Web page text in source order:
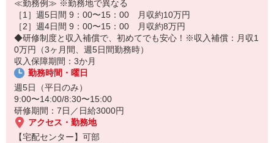
13:00 お届け修了、翌日準備、集計作業
14:30お仕事修了
保育所にお子さまを迎えに行って帰宅
☆ココがPoint☆
・職場の近くに保育所（保育園、幼稚園、託児所）があるから、送
り迎えの時間の心配がいりません！
・保育料補助制度があります！
・家事・夕食の支度なども余裕をもってできます！
≪勤務例≫ ※勤務地で異なる
［1］週5日間 9：00〜15：00 月収約10万円
［2］週4日間 9：00〜15：00 月収約8万円
◆研修制度と収入補償で、初めてでも安心！※収入補償：月収1
0万円（3ヶ月間、週5日間勤務時）
収入保障期間：3か月
勤務時間・曜日
週5日（平日のみ）
9:00〜14:00/8:30〜15:00
研修期間：7日／日給3000円
アクセス・勤務地
【宅配センター】可部